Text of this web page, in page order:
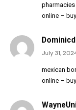
online –
July 31,
mexican
online –